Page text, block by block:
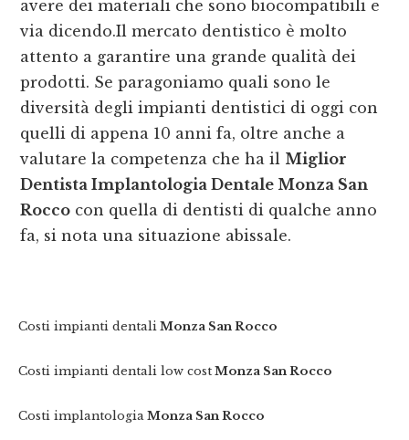
avere dei materiali che sono biocompatibili e
via dicendo.Il mercato dentistico è molto
attento a garantire una grande qualità dei
prodotti. Se paragoniamo quali sono le
diversità degli impianti dentistici di oggi con
quelli di appena 10 anni fa, oltre anche a
valutare la competenza che ha il Miglior
Dentista Implantologia Dentale Monza San
Rocco con quella di dentisti di qualche anno
fa, si nota una situazione abissale.
Costi impianti dentali Monza San Rocco
Costi impianti dentali low cost Monza San Rocco
Costi implantologia Monza San Rocco